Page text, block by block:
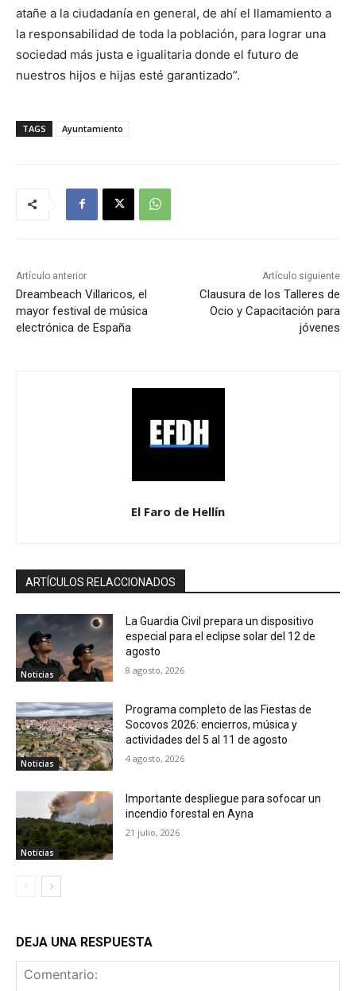
atañe a la ciudadanía en general, de ahí el llamamiento a
la responsabilidad de toda la población, para lograr una
sociedad más justa e igualitaria donde el futuro de
nuestros hijos e hijas esté garantizado”.
TAGS Ayuntamiento
Artículo anterior
Dreambeach Villaricos, el
mayor festival de música
electrónica de España
Artículo siguiente
Clausura de los Talleres de
Ocio y Capacitación para
jóvenes
El Faro de Hellín
ARTÍCULOS RELACCIONADOS
Noticias
La Guardia Civil prepara un dispositivo
especial para el eclipse solar del 12 de
agosto
8 agosto, 2026
Noticias
Programa completo de las Fiestas de
Socovos 2026: encierros, música y
actividades del 5 al 11 de agosto
4 agosto, 2026
Noticias
Importante despliegue para sofocar un
incendio forestal en Ayna
21 julio, 2026
DEJA UNA RESPUESTA